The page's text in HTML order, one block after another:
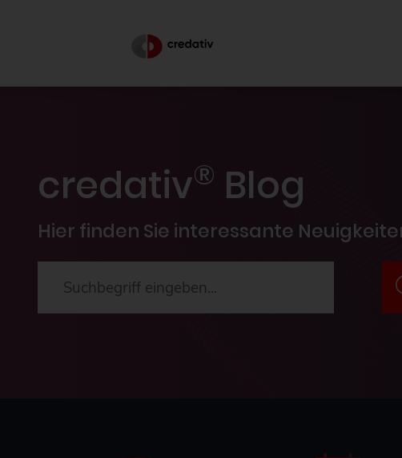
credativ® Blog
Hier finden Sie interessante